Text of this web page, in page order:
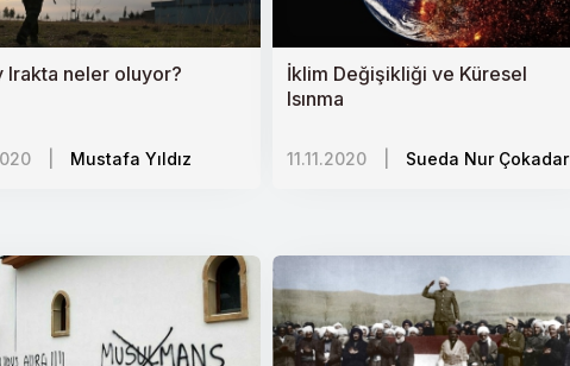
Öncelikler
Çıkma Yöntemleri
Irakta neler oluyor?
Mustafa Yıldız
İklim Değişikliği ve Küresel
Isınma
11.11.2020 Sueda Nur Çokadar